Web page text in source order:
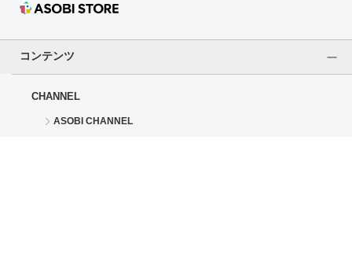
コンテンツ
CHANNEL
ASOBI CHANNEL